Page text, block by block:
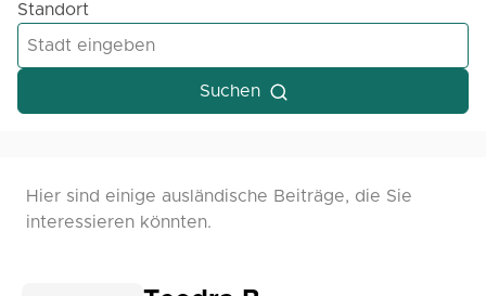
Standort
Suchen
Hier sind einige ausländische Beiträge, die Sie
interessieren könnten.